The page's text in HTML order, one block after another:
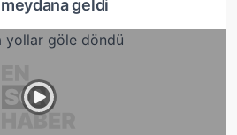
geldi